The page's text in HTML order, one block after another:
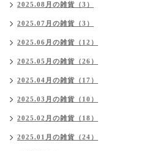
2025.08月の雑貨（3）
2025.07月の雑貨（3）
2025.06月の雑貨（12）
2025.05月の雑貨（26）
2025.04月の雑貨（17）
2025.03月の雑貨（10）
2025.02月の雑貨（18）
2025.01月の雑貨（24）